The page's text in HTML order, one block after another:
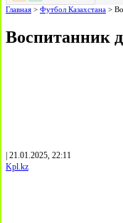
Главная > Футбол Казахстана >
Воспитанник
| 21.01.2025, 22:11
Kpl.kz